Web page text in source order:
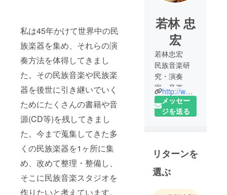
私は45年かけて世界中の民
族楽器を集め、それらの演
奏方法を体得してきまし
た。その民族音楽や民族楽
器を後世に引き継いでいく
ためにたくさんの書籍や音
源(CD等)を残してきまし
た。今まで蒐集してきた多
くの民族楽器を1ヶ所に集
め、改めて整理・整備し、
そこに民族音楽スタジオを
作りたいと考えています。
若林 忠
宏
若林忠宏
民族音楽研
究・演奏
家、音楽療
法士、セラ
ピスト・カ
ムニスト
1956年、東
京生まれ。
http://www.musiqasangeet.com/
メッセー
ジを送る
リターンを
選ぶ